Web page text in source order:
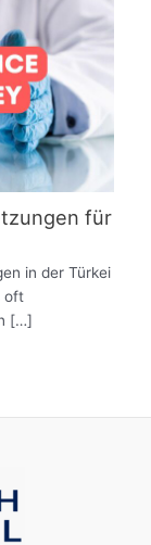
für
in der Türkei
oft
[…]